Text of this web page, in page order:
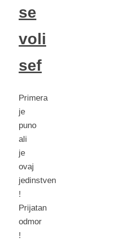
se
voli
sef
Primera
je
puno
ali
je
ovaj
jedinstven
!
Prijatan
odmor
!